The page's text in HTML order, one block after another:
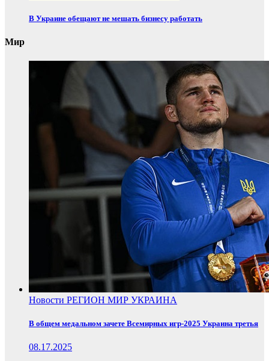
В Украине обещают не мешать бизнесу работать
Мир
Новости РЕГИОН МИР УКРАИНА
В общем медальном зачете Всемирных игр-2025 Украина третья
08.17.2025